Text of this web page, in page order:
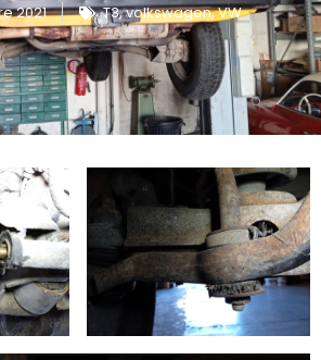
2021 T3,volkswagen,VW